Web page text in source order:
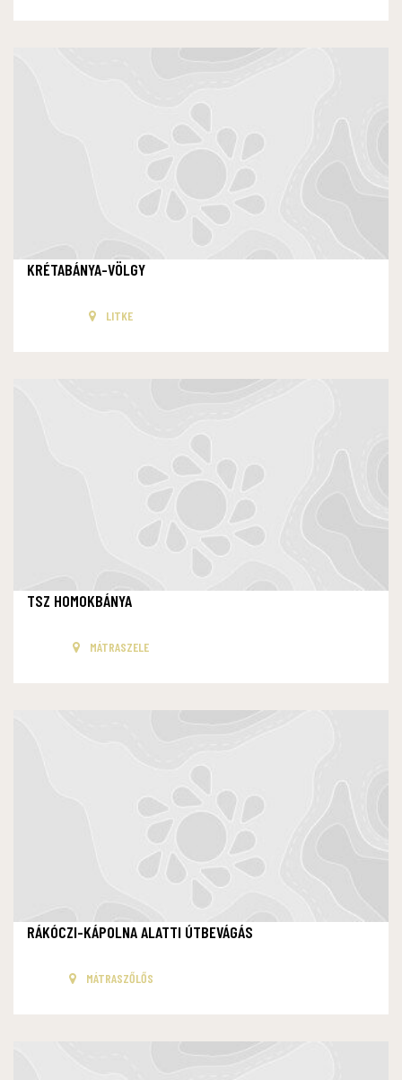
KRÉTABÁNYA-VÖLGY
LITKE
TSZ HOMOKBÁNYA
MÁTRASZELE
RÁKÓCZI-KÁPOLNA ALATTI ÚTBEVÁGÁS
MÁTRASZŐLŐS